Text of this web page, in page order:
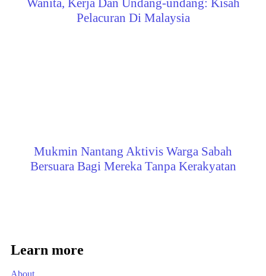
Wanita, Kerja Dan Undang-undang: Kisah
Pelacuran Di Malaysia
Mukmin Nantang Aktivis Warga Sabah
Bersuara Bagi Mereka Tanpa Kerakyatan
Learn more